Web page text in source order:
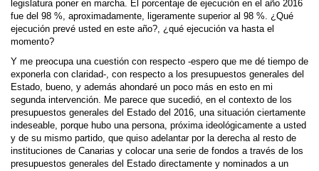
legislatura poner en marcha. El porcentaje de ejecución en el año 2016
fue del 98 %, aproximadamente, ligeramente superior al 98 %. ¿Qué
ejecución prevé usted en este año?, ¿qué ejecución va hasta el
momento?
Y me preocupa una cuestión con respecto -espero que me dé tiempo de
exponerla con claridad-, con respecto a los presupuestos generales del
Estado, bueno, y además ahondaré un poco más en esto en mi
segunda intervención. Me parece que sucedió, en el contexto de los
presupuestos generales del Estado del 2016, una situación ciertamente
indeseable, porque hubo una persona, próxima ideológicamente a usted
y de su mismo partido, que quiso adelantar por la derecha al resto de
instituciones de Canarias y colocar una serie de fondos a través de los
presupuestos generales del Estado directamente y nominados a un